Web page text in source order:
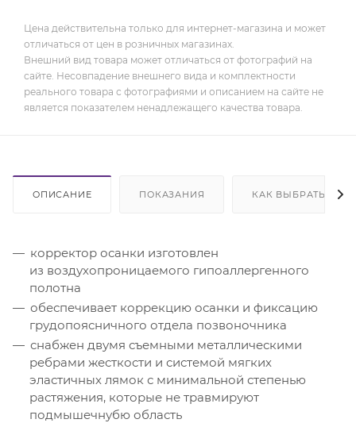
Цена действительна только для интернет-магазина и может
отличаться от цен в розничных магазинах.
Внешний вид товара может отличаться от фотографий на
сайте. Несовпадение внешнего вида и комплектности
реального товара с фотографиями и описанием на сайте не
является показателем ненадлежащего качества товара.
ОПИСАНИЕ ПОКАЗАНИЯ КАК ВЫБРАТЬ
корректор осанки изготовлен
из воздухопроницаемого гипоаллергенного
полотна
обеспечивает коррекцию осанки и фиксацию
грудопоясничного отдела позвоночника
снабжен двумя съемными металлическими
ребрами жесткости и системой мягких
эластичных лямок с минимальной степенью
растяжения, которые не травмируют
подмышечнубю область